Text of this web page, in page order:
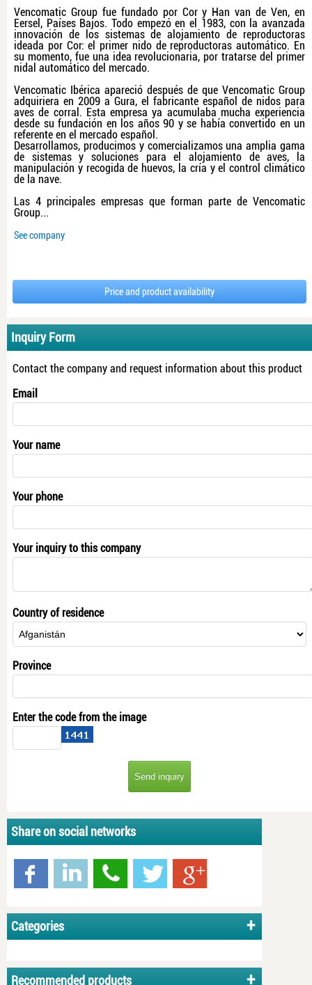
Vencomatic Group fue fundado por Cor y Han van de Ven, en
Eersel, Países Bajos. Todo empezó en el 1983, con la avanzada
innovación de los sistemas de alojamiento de reproductoras
ideada por Cor: el primer nido de reproductoras automático. En
su momento, fue una idea revolucionaria, por tratarse del primer
nidal automático del mercado.
Vencomatic Ibérica apareció después de que Vencomatic Group
adquiriera en 2009 a Gura, el fabricante español de nidos para
aves de corral. Esta empresa ya acumulaba mucha experiencia
desde su fundación en los años 90 y se había convertido en un
referente en el mercado español.
Desarrollamos, producimos y comercializamos una amplia gama
de sistemas y soluciones para el alojamiento de aves, la
manipulación y recogida de huevos, la cría y el control climático
de la nave.
Las 4 principales empresas que forman parte de Vencomatic
Group...
See company
Price and product availability
Inquiry Form
Contact the company and request information about this product
Email
Your name
Your phone
Your inquiry to this company
Country of residence
Province
Enter the code from the image
Share on social networks
Categories
Recommended products